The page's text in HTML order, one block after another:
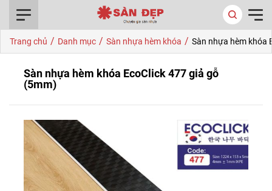
Trang chủ / Danh mục / Sàn nhựa hèm khóa / Sàn nhựa hèm khóa
Sàn nhựa hèm khóa EcoClick 477 giả gỗ
(5mm)